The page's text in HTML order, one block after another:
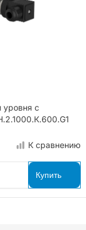
уровня с
К сравнению
Купить